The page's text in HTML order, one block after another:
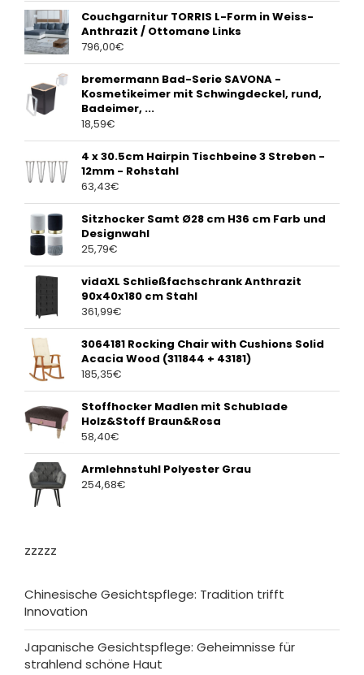
Couchgarnitur TORRIS L-Form in Weiss-
Anthrazit / Ottomane Links
796,00€
bremermann Bad-Serie SAVONA -
Kosmetikeimer mit Schwingdeckel, rund,
Badeimer, ...
18,59€
4 x 30.5cm Hairpin Tischbeine 3 Streben -
12mm - Rohstahl
63,43€
Sitzhocker Samt Ø28 cm H36 cm Farb und
Designwahl
25,79€
vidaXL Schließfachschrank Anthrazit
90x40x180 cm Stahl
361,99€
3064181 Rocking Chair with Cushions Solid
Acacia Wood (311844 + 43181)
185,35€
Stoffhocker Madlen mit Schublade
Holz&Stoff Braun&Rosa
58,40€
Armlehnstuhl Polyester Grau
254,68€
zzzzz
Chinesische Gesichtspflege: Tradition trifft
Innovation
Japanische Gesichtspflege: Geheimnisse für
strahlend schöne Haut